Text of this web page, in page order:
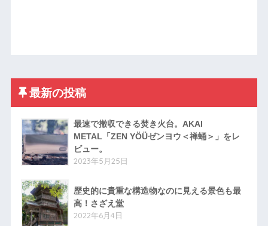
最新の投稿
最速で撤収できる焚き火台。AKAI
METAL「ZEN YÖÜゼンヨウ＜禅蛹＞」をレ
ビュー。
2023年5月25日
歴史的に貴重な構造物なのに見える景色も最
高！さざえ堂
2022年6月4日